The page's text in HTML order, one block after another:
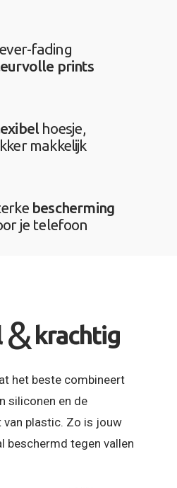
fading
prints
hoesje,
makkelijk
bescherming
je telefoon
&krachtig
het beste combineert
siliconen en de
plastic. Zo is jouw
beschermd tegen vallen